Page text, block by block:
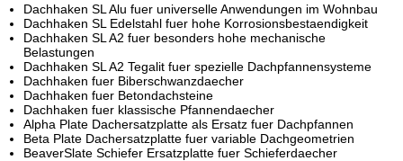
Dachhaken SL Alu fuer universelle Anwendungen im Wohnbau
Dachhaken SL Edelstahl fuer hohe Korrosionsbestaendigkeit
Dachhaken SL A2 fuer besonders hohe mechanische
Belastungen
Dachhaken SL A2 Tegalit fuer spezielle Dachpfannensysteme
Dachhaken fuer Biberschwanzdaecher
Dachhaken fuer Betondachsteine
Dachhaken fuer klassische Pfannendaecher
Alpha Plate Dachersatzplatte als Ersatz fuer Dachpfannen
Beta Plate Dachersatzplatte fuer variable Dachgeometrien
BeaverSlate Schiefer Ersatzplatte fuer Schieferdaecher